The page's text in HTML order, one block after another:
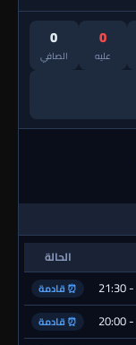
0
عليه
0
الصافي
الحالة
⏰ قادمة
⏰ قادمة